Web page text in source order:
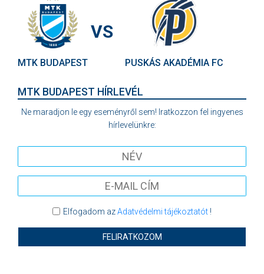
MTK BUDAPEST
VS
PUSKÁS AKADÉMIA FC
MTK BUDAPEST HÍRLEVÉL
Ne maradjon le egy eseményről sem! Iratkozzon fel ingyenes
hírlevelünkre:
Elfogadom azAdatvédelmi tájékoztatót!
FELIRATKOZOM